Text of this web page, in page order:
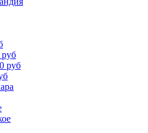
руб
руб